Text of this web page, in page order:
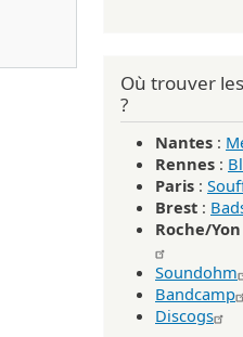
Où trouver
?
Nantes :
Rennes :
Paris :
Brest :
Roche/Yon
Soundohm
Bandcamp
Discogs